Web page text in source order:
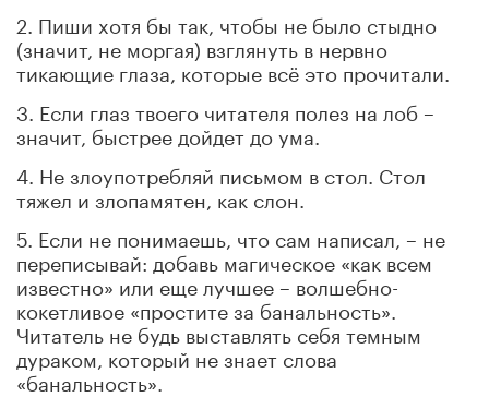
2. Пиши хотя бы так, чтобы не было стыдно
(значит, не моргая) взглянуть в нервно
тикающие глаза, которые всё это прочитали.
3. Если глаз твоего читателя полез на лоб –
значит, быстрее дойдет до ума.
4. Не злоупотребляй письмом в стол. Стол
тяжел и злопамятен, как слон.
5. Если не понимаешь, что сам написал, – не
переписывай: добавь магическое «как всем
известно» или еще лучшее – волшебно-
кокетливое «простите за банальность».
Читатель не будь выставлять себя темным
дураком, который не знает слова
«банальность».